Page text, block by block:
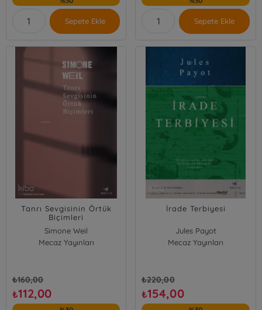
Sepete Ekle Sepete Ekle
Tanrı Sevgisinin Örtük
Biçimleri
Simone Weil
Mecaz Yayınları
₺160,00
₺112,00
İrade Terbiyesi
Jules Payot
Mecaz Yayınları
₺220,00
₺154,00